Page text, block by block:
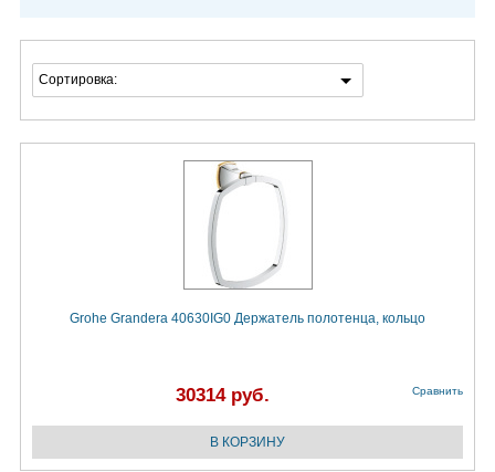
Сортировка:
Grohe Grandera 40630IG0 Держатель полотенца, кольцо
30314 руб. Сравнить